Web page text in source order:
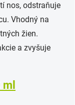
nos, odstraňuje
Vhodný na
žien.
a zvyšuje